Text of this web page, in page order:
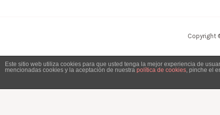
Copyright
Este sitio web utiliza cookies para que usted tenga la mejor experiencia de
mencionadas cookies y la aceptación de nuestra política de cookies , pinche el